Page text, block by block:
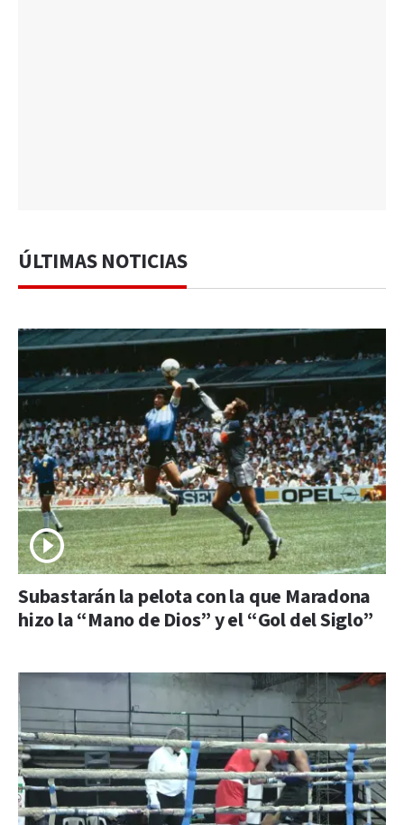
ÚLTIMAS NOTICIAS
Subastarán la pelota con la que Maradona
hizo la “Mano de Dios” y el “Gol del Siglo”